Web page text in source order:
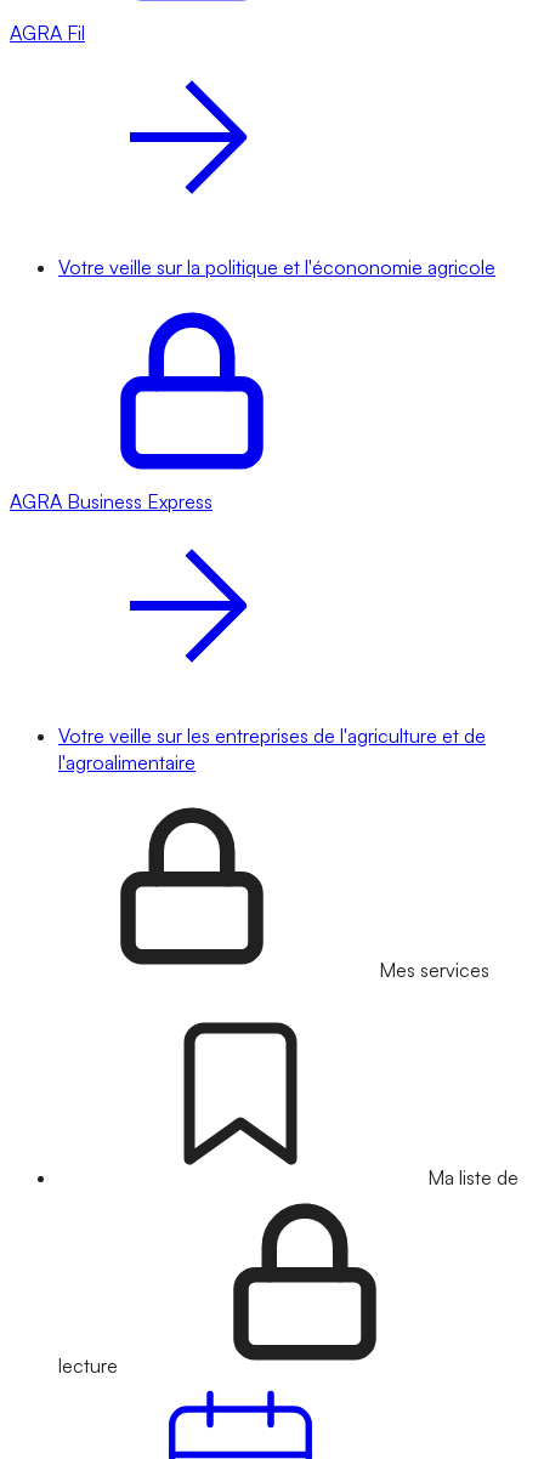
AGRA Fil
Votre veille sur la politique et l'écononomie agricole
AGRA Business Express
Votre veille sur les entreprises de l'agriculture et de
l'agroalimentaire
Mes services
Ma liste de
lecture